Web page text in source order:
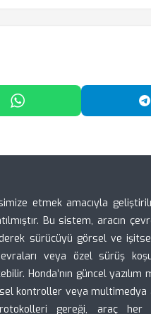
WhatsApp'ta Paylaş
etmek amacıyla
Bu sistem, aracın
sürücüyü görsel ve
veya özel sürüş
Honda’nın güncel yazılım
kontroller veya multimedya
gereği, araç her